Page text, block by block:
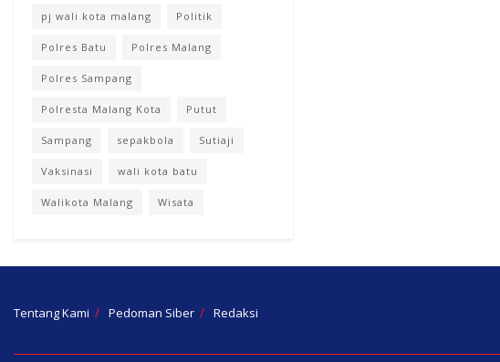
pj wali kota malang Politik
Polres Batu Polres Malang
Polres Sampang
Polresta Malang Kota Putut
Sampang sepakbola Sutiaji
Vaksinasi wali kota batu
Walikota Malang Wisata
Tentang Kami Pedoman Siber Redaksi